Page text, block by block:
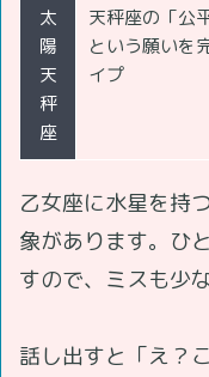
太
陽
天
秤
座
天秤座の「公
という願いを
イプ
乙女座に水星を持
象があります。ひ
すので、ミスも少
話し出すと「え？